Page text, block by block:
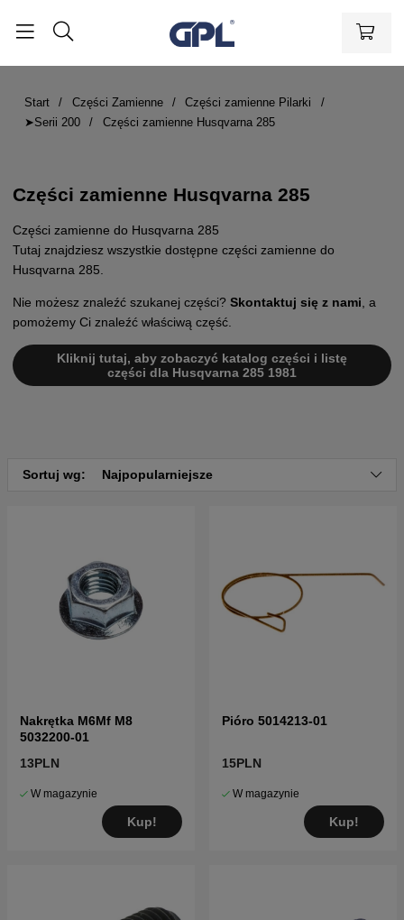
Start Części Zamienne
Części zamienne Pilarki
➤Serii 200
Części zamienne Husqvarna 285
Części zamienne Husqvarna 285
Części zamienne do Husqvarna 285
Tutaj znajdziesz wszystkie dostępne części zamienne do
Husqvarna 285.
Nie możesz znaleźć szukanej części? Skontaktuj się z nami, a
pomożemy Ci znaleźć właściwą część.
Kliknij tutaj, aby zobaczyć katalog części i listę
części dla Husqvarna 285 1981
Sortuj wg: Najpopularniejsze
Nakrętka M6Mf M8
5032200-01
13PLN
W magazynie
Kup!
Pióro 5014213-01
15PLN
W magazynie
Kup!